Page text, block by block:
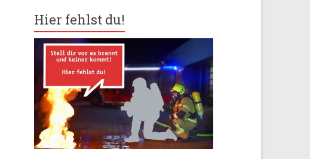
Hier fehlst du!